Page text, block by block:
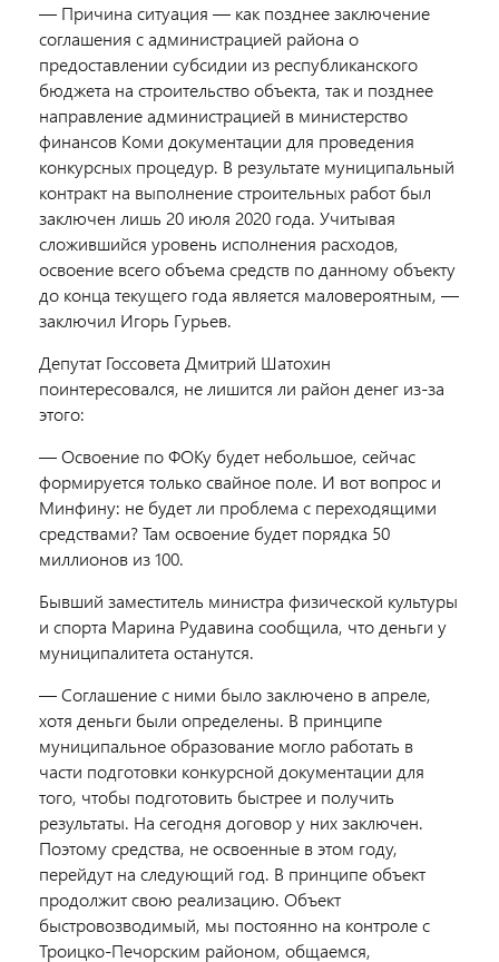
— Причина ситуация — как позднее заключение
соглашения с администрацией района о
предоставлении субсидии из республиканского
бюджета на строительство объекта, так и позднее
направление администрацией в министерство
финансов Коми документации для проведения
конкурсных процедур. В результате муниципальный
контракт на выполнение строительных работ был
заключен лишь 20 июля 2020 года. Учитывая
сложившийся уровень исполнения расходов,
освоение всего объема средств по данному объекту
до конца текущего года является маловероятным, —
заключил Игорь Гурьев.
Депутат Госсовета Дмитрий Шатохин
поинтересовался, не лишится ли район денег из-за
этого:
—Освоение поФОКу будет небольшое, сейчас
формируется только свайное поле. И вот вопрос и
Минфину: не будет ли проблема с переходящими
средствами? Там освоение будет порядка 50
миллионов из 100.
Бывший заместитель министра физической культуры
и спорта Марина Рудавина сообщила, что деньги у
муниципалитета останутся.
—Соглашение с ними было заключено в апреле,
хотя деньги были определены. В принципе
муниципальное образование могло работать в
части подготовки конкурсной документации для
того, чтобы подготовить быстрее и получить
результаты. На сегодня договор у них заключен.
Поэтому средства, не освоенные в этом году,
перейдут на следующий год. В принципе объект
продолжит свою реализацию. Объект
быстровозводимый, мы постоянно на контроле с
Троицко-Печорским районом, общаемся,